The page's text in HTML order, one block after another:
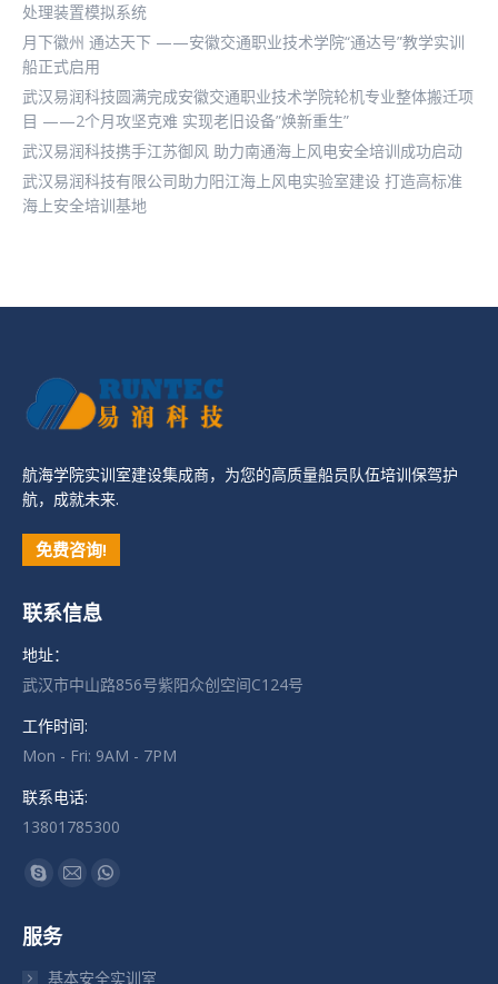
处理装置模拟系统
月下徽州 通达天下 ——安徽交通职业技术学院“通达号”教学实训
船正式启用
武汉易润科技圆满完成安徽交通职业技术学院轮机专业整体搬迁项
目 ——2个月攻坚克难 实现老旧设备”焕新重生”
武汉易润科技携手江苏御风 助力南通海上风电安全培训成功启动
武汉易润科技有限公司助力阳江海上风电实验室建设 打造高标准
海上安全培训基地
航海学院实训室建设集成商，为您的高质量船员队伍培训保驾护
航，成就未来.
免费咨询!
联系信息
地址：
武汉市中山路856号紫阳众创空间C124号
工作时间:
Mon - Fri: 9AM - 7PM
联系电话:
13801785300
找到我们：
Skype
在
新
Mail
新
Whatsapp
新
服务
基本安全实训室